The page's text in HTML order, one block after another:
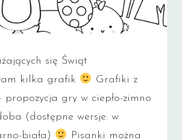
się Świąt
kilka grafik
Grafiki z
propozycja gry w ciepło-zimno
(dostępne wersje: w
biała)
Pisanki można